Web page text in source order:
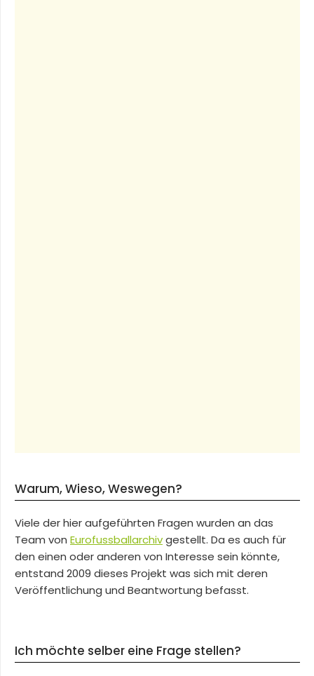
Warum, Wieso, Weswegen?
Viele der hier aufgeführten Fragen wurden an das
Team von Eurofussballarchivgestellt. Da es auch für
den einen oder anderen von Interesse sein könnte,
entstand 2009 dieses Projekt was sich mit deren
Veröffentlichung und Beantwortung befasst.
Ich möchte selber eine Frage stellen?